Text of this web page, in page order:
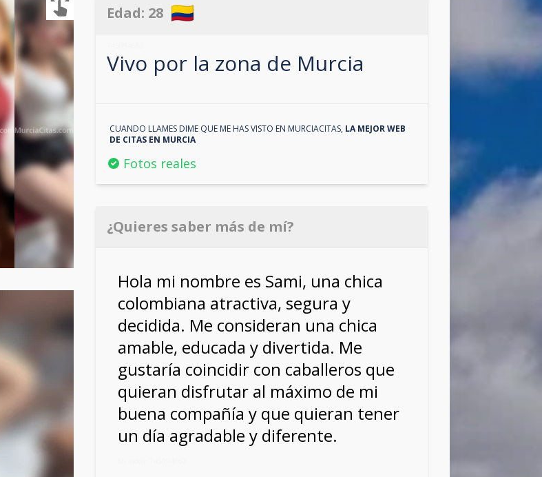
Edad: 28
Vivo por la zona de Murcia
CUANDO LLAMES DIME QUE ME HAS VISTO EN MURCIACITAS, LA MEJOR WEB
DE CITAS EN MURCIA
Fotos reales
¿Quieres saber más de mí?
Hola mi nombre es Sami, una chica
colombiana atractiva, segura y
decidida. Me consideran una chica
amable, educada y divertida. Me
gustaría coincidir con caballeros que
quieran disfrutar al máximo de mi
buena compañía y que quieran tener
un día agradable y diferente.